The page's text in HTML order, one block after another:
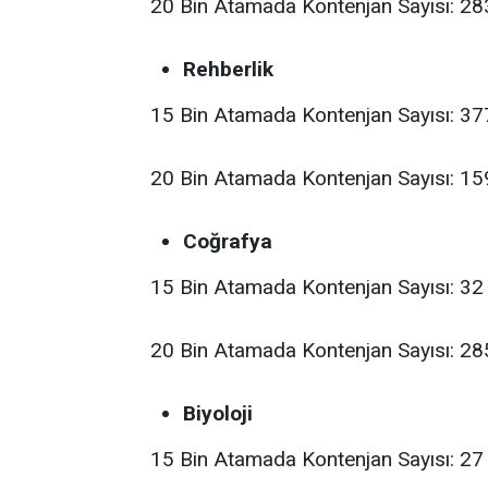
20 Bin Atamada Kontenjan Sayısı:
Rehberlik
15 Bin Atamada Kontenjan Sayısı:
20 Bin Atamada Kontenjan Sayısı:
Coğrafya
15 Bin Atamada Kontenjan Sayısı: 32
20 Bin Atamada Kontenjan Sayısı:
Biyoloji
15 Bin Atamada Kontenjan Sayısı: 27